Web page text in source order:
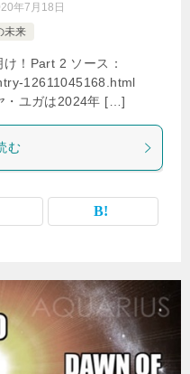
年7月18日
未来
！Part 2 ソース：
12611045168.html
・ユガは2024年 […]
む